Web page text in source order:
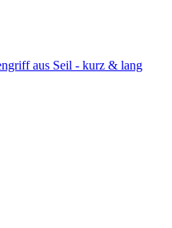
aus Seil - kurz & lang